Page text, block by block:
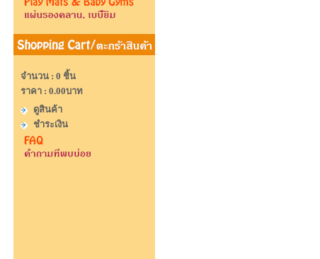
จำนวน : 0 ชิ้น
ราคา : 0.00บาท
ดูสินค้า
ชำระเงิน